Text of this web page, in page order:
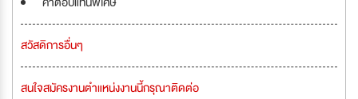
สวัสดิการอื่นๆ
สนใจสมัครงานตำแหน่งงานนี้กรุณาติดต่อ